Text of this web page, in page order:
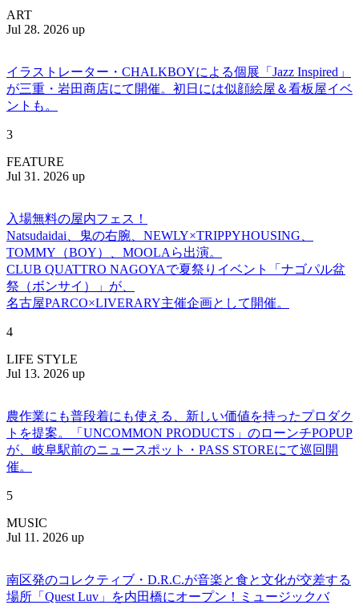
ART
Jul 28. 2026 up
イラストレーター・CHALKBOYによる個展「Jazz Inspired」
が三重・岩田商店にて開催。初日には似顔絵屋＆看板屋イベ
ントも。
3
FEATURE
Jul 31. 2026 up
入場無料の屋内フェス！
Natsudaidai、鬼の右腕、NEWLY×TRIPPYHOUSING、
TOMMY（BOY）、MOOLAら出演。
CLUB QUATTRO NAGOYAで夏祭りイベント「ナゴパル盆
祭（ボンサイ）」が、
名古屋PARCO×LIVERARY主催企画として開催。
4
LIFE STYLE
Jul 13. 2026 up
農作業にも普段着にも使える、新しい価値を持ったプロダク
トを提案。「UNCOMMON PRODUCTS」のローンチPOPUP
が、岐阜駅前のニュースポット・PASS STOREにて巡回開
催。
5
MUSIC
Jul 11. 2026 up
南区発のコレクティブ・D.R.C.が⾳楽と⾷と⽂化が交差する
場所「Quest Luv」を内田橋にオープン！ミュージックバ